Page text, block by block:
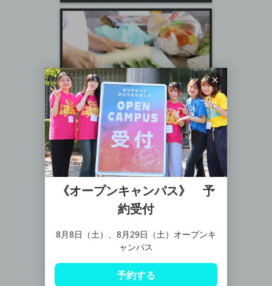
《オープンキャンパス》 予
約受付
8月8日（土）、8月29日（土）オープンキ
ャンパス
予約する